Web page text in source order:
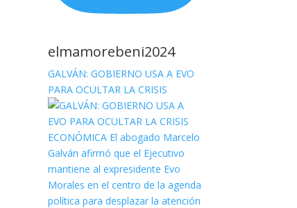
elmamorebeni2024
GALVÁN: GOBIERNO USA A EVO
PARA OCULTAR LA CRISIS